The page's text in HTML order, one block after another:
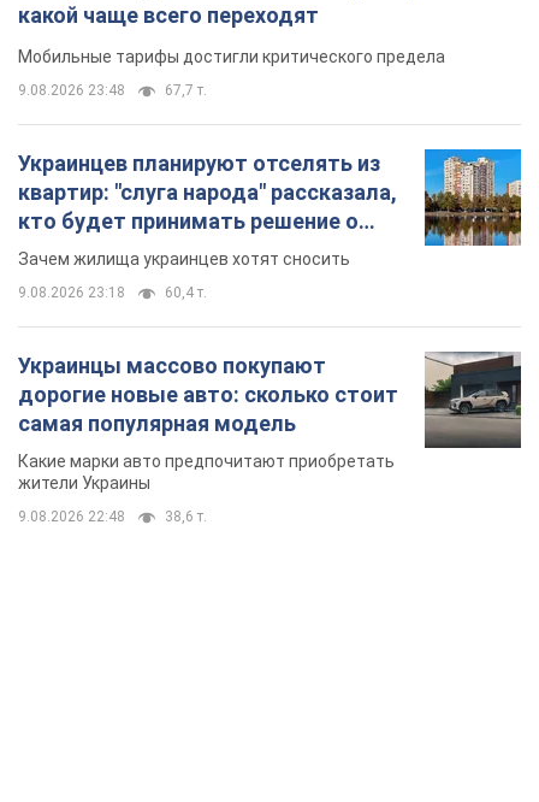
какой чаще всего переходят
Мобильные тарифы достигли критического предела
9.08.2026 23:48 67,7 т.
Украинцев планируют отселять из
квартир: "слуга народа" рассказала,
кто будет принимать решение о
сносе домов
Зачем жилища украинцев хотят сносить
9.08.2026 23:18 60,4 т.
Украинцы массово покупают
дорогие новые авто: сколько стоит
самая популярная модель
Какие марки авто предпочитают приобретать
жители Украины
9.08.2026 22:48 38,6 т.